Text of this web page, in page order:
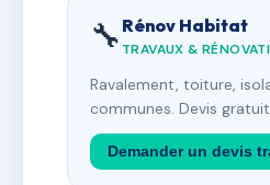
🔧 Rénov Habitat
TRAVAUX &
Ravalement, toiture,
communes. Devis
Demander un devis